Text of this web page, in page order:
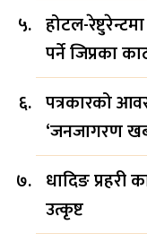
होटल-
पर्ने जिप्रका
पत्रकारको
‘जनजागरण
धादिङ प्रहरी
उत्कृष्ट